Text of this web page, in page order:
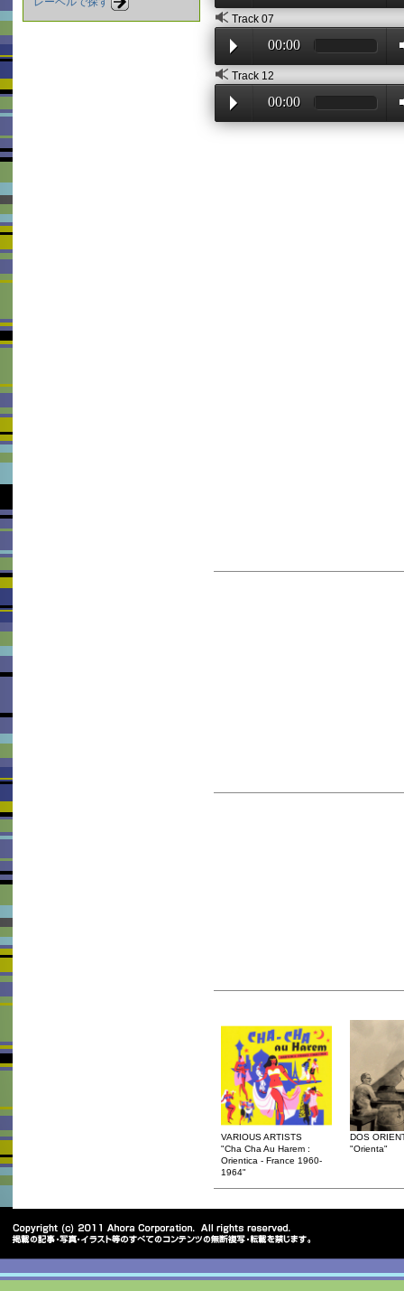
Track 07
00:00
Track 12
00:00
VARIOUS ARTISTS
"Cha Cha Au Harem :
Orientica - France 1960-
1964"
DOS
"Orienta"